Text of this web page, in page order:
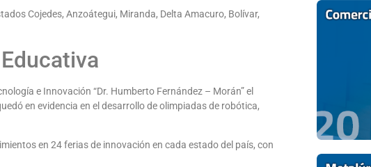
Cojedes, Anzoátegui, Miranda, Delta Amacuro, Bolívar,
e Innovación “Dr. Humberto Fernández – Morán” el
en evidencia en el desarrollo de olimpiadas de robótica,
en 24 ferias de innovación en cada estado del país, con